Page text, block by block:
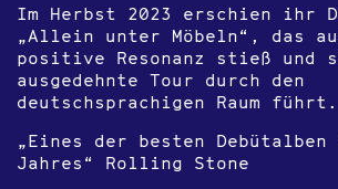
Im Herbst 2023 erschien ihr
„Allein unter Möbeln“, das
positive Resonanz stieß und
ausgedehnte Tour durch den
deutschsprachigen Raum führt.
„Eines der besten Debütalben
Jahres“ Rolling Stone